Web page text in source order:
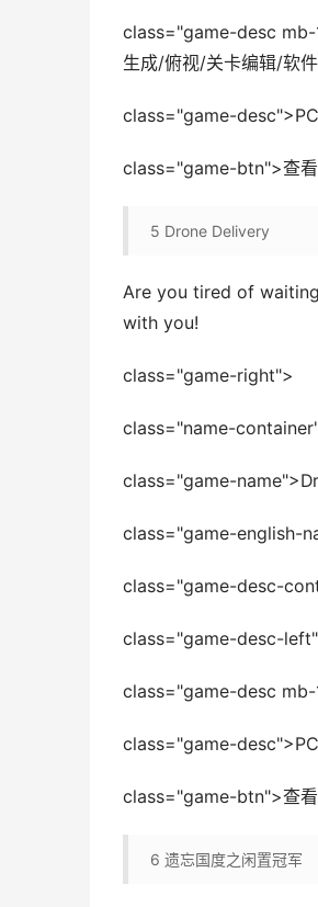
class="game-desc
生成/俯视/关卡编辑/软
class="game-desc">PC
class="game-btn">查
5 Drone Delivery
Are you tired of
with you!
class="game-right">
class="name-
class="game-
class="game-english-
class="game-desc-
class="game-desc-
class="game-desc
class="game-
class="game-btn">查
6 遗忘国度之闲置冠军